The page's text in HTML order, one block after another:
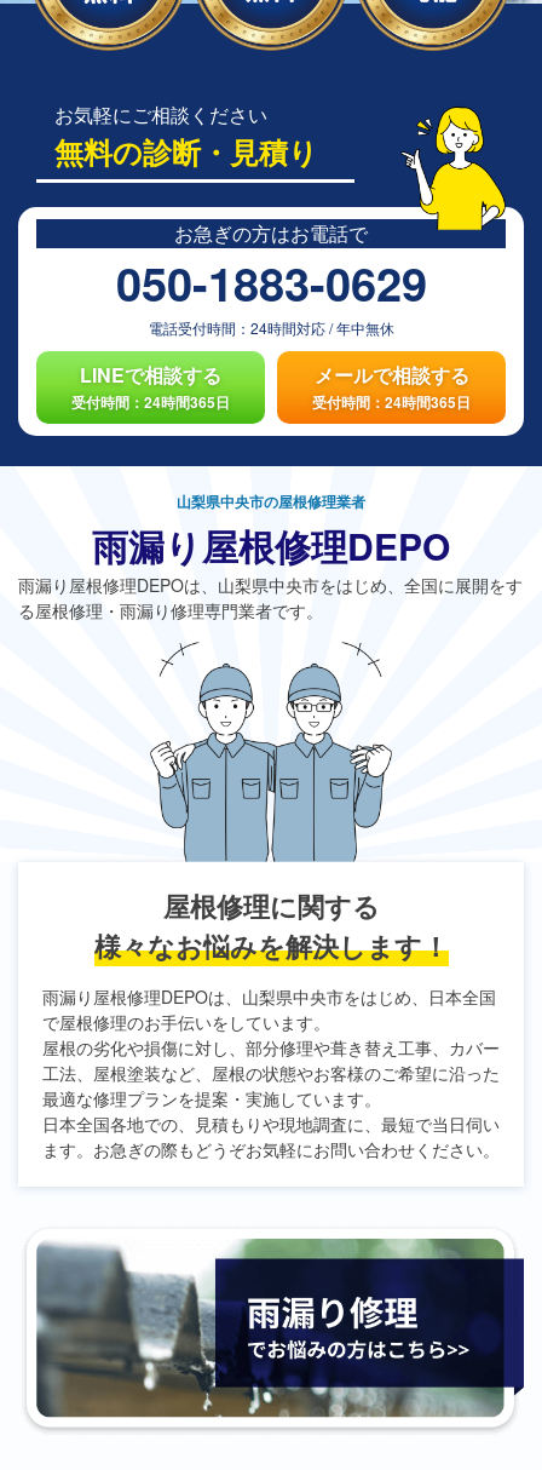
お気軽にご相談ください
無料の診断・見積り
お急ぎの方はお電話で
050-1883-0629
電話受付時間： 24時間対応/年中無休
LINEで相談する
受付時間：24時間365日
メールで相談する
受付時間：24時間365日
山梨県中央市の屋根修理業者
雨漏り屋根修理DEPO
雨漏り屋根修理DEPOは、山梨県中央市をはじめ、全国に展開をす
る屋根修理・雨漏り修理専門業者です。
屋根修理に関する
様々なお悩みを解決します！
雨漏り屋根修理DEPOは、山梨県中央市をはじめ、日本全国
で屋根修理のお手伝いをしています。
屋根の劣化や損傷に対し、部分修理や葺き替え工事、カバー
工法、屋根塗装など、屋根の状態やお客様のご希望に沿った
最適な修理プランを提案・実施しています。
日本全国各地での、見積もりや現地調査に、最短で当日伺い
ます。お急ぎの際もどうぞお気軽にお問い合わせください。